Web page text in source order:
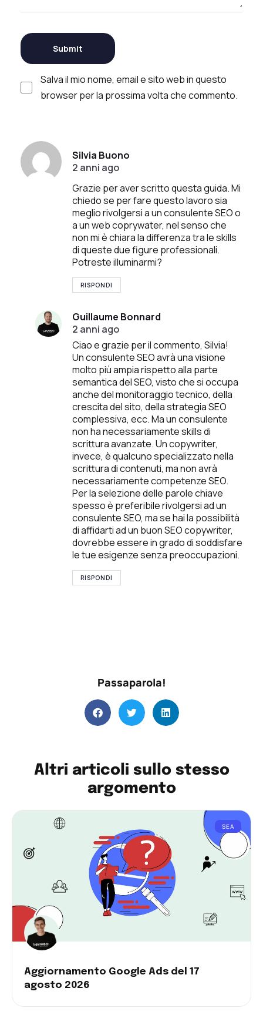
Salva il mio nome, email e sito web in questo
browser per la prossima volta che commento.
Silvia Buono
2 anni ago
Grazie per aver scritto questa guida. Mi
chiedo se per fare questo lavoro sia
meglio rivolgersi a un consulente SEO o
a un web coprywater, nel senso che
non mi è chiara la differenza tra le skills
di queste due figure professionali.
Potreste illuminarmi?
RISPONDI
Guillaume Bonnard
2 anni ago
Ciao e grazie per il commento, Silvia!
Un consulente SEO avrà una visione
molto più ampia rispetto alla parte
semantica del SEO, visto che si occupa
anche del monitoraggio tecnico, della
crescita del sito, della strategia SEO
complessiva, ecc. Ma un consulente
non ha necessariamente skills di
scrittura avanzate. Un copywriter,
invece, è qualcuno specializzato nella
scrittura di contenuti, ma non avrà
necessariamente competenze SEO.
Per la selezione delle parole chiave
spesso è preferibile rivolgersi ad un
consulente SEO, ma se hai la possibilità
di affidarti ad un buon SEO copywriter,
dovrebbe essere in grado di soddisfare
le tue esigenze senza preoccupazioni.
RISPONDI
Passaparola!
Altri articoli sullo stesso
argomento
SEA
Aggiornamento Google Ads del 17
agosto 2026